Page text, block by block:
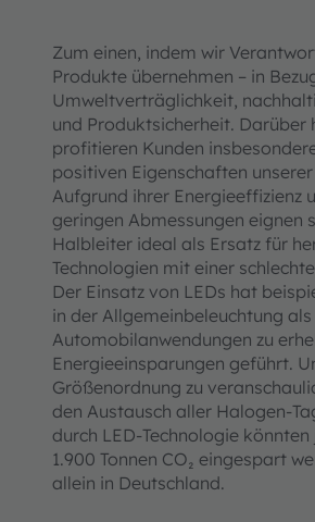
Zum einen, indem wir
Produkte übernehmen – in
Umweltverträglichkeit,
und Produktsicherheit. Darüber
profitieren Kunden
positiven Eigenschaften
Aufgrund ihrer Energieeffizienz
geringen Abmessungen eignen
Halbleiter ideal als Ersatz für
Technologien mit einer
Der Einsatz von LEDs hat
in der Allgemeinbeleuchtung als
Automobilanwendungen zu
Energieeinsparungen geführt.
Größenordnung zu
den Austausch aller Halogen-
durch LED-Technologie
1.900 Tonnen CO₂ eingespart
allein in Deutschland.